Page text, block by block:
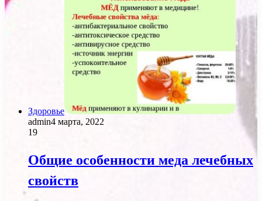
Здоровье
admin4 марта, 2022
19
Общие особенности меда лечебных
свойств